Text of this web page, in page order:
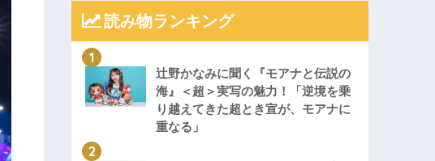
読み物ランキング
辻野かなみに聞く『モアナと伝説の
海』＜超＞実写の魅力！「逆境を乗
り越えてきた超とき宣が、モアナに
重なる」